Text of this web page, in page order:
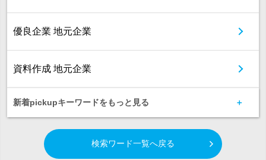
優良企業 地元企業
資料作成 地元企業
新着pickupキーワードをもっと見る
検索ワード一覧へ戻る